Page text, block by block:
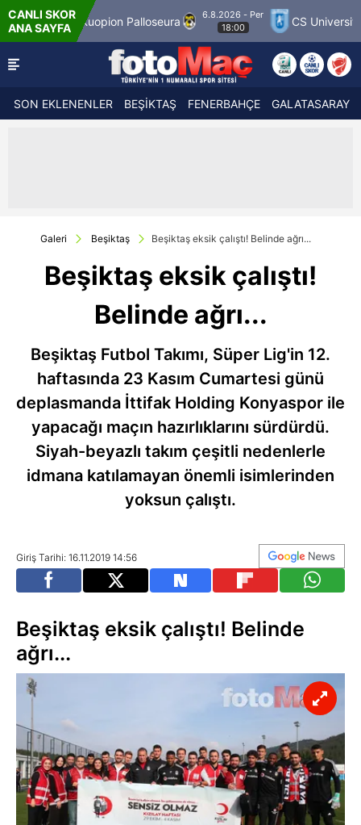
CANLI SKOR
ANA SAYFA
Kuopion Palloseura
6.8.2026 - Per
18:00
CS Universitatea Craiova
SON EKLENENLER BEŞİKTAŞ FENERBAHÇE GALATASARAY
Galeri Beşiktaş Beşiktaş eksik çalıştı! Belinde ağrı...
Beşiktaş eksik çalıştı!
Belinde ağrı...
Beşiktaş Futbol Takımı, Süper Lig'in 12.
haftasında 23 Kasım Cumartesi günü
deplasmanda İttifak Holding Konyaspor ile
yapacağı maçın hazırlıklarını sürdürdü.
Siyah-beyazlı takım çeşitli nedenlerle
idmana katılamayan önemli isimlerinden
yoksun çalıştı.
Giriş Tarihi: 16.11.2019 14:56
Beşiktaş eksik çalıştı! Belinde
ağrı...